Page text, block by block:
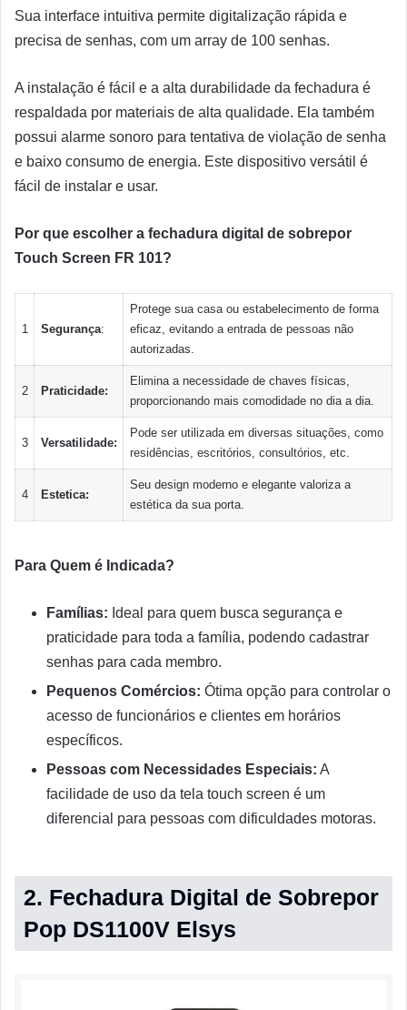
Sua interface intuitiva permite digitalização rápida e
precisa de senhas, com um array de 100 senhas.
A instalação é fácil e a alta durabilidade da fechadura é
respaldada por materiais de alta qualidade. Ela também
possui alarme sonoro para tentativa de violação de senha
e baixo consumo de energia. Este dispositivo versátil é
fácil de instalar e usar.
Por que escolher a fechadura digital de sobrepor
Touch Screen FR 101?
1 Segurança:
Protege sua casa ou estabelecimento de forma
eficaz, evitando a entrada de pessoas não
autorizadas.
2 Praticidade:
Elimina a necessidade de chaves físicas,
proporcionando mais comodidade no dia a dia.
3 Versatilidade:
Pode ser utilizada em diversas situações, como
residências, escritórios, consultórios, etc.
4 Estetica:
Seu design moderno e elegante valoriza a
estética da sua porta.
Para Quem é Indicada?
Famílias: Ideal para quem busca segurança e
praticidade para toda a família, podendo cadastrar
senhas para cada membro.
Pequenos Comércios: Ótima opção para controlar o
acesso de funcionários e clientes em horários
específicos.
Pessoas com Necessidades Especiais: A
facilidade de uso da tela touch screen é um
diferencial para pessoas com dificuldades motoras.
2. Fechadura Digital de Sobrepor
Pop DS1100V Elsys